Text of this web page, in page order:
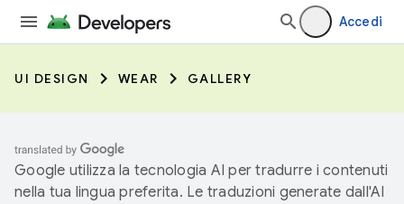
Accedi
UI DESIGN WEAR GALLERY
Google utilizza la tecnologia AI per tradurre i contenuti
nella tua lingua preferita. Le traduzioni generate dall'AI